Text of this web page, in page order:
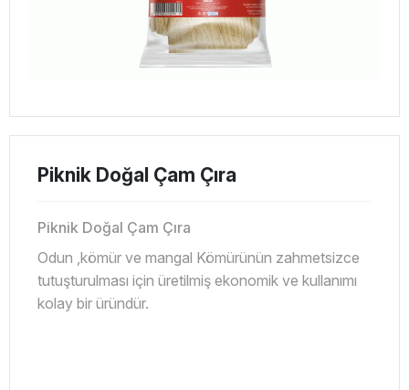
Piknik Doğal Çam Çıra
Piknik Doğal Çam Çıra
Odun ,kömür ve mangal Kömürünün zahmetsizce
tutuşturulması için üretilmiş ekonomik ve kullanımı
kolay bir üründür.